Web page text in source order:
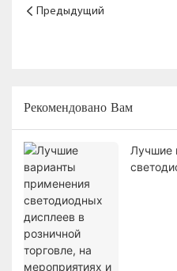
помещений
Предыдущий
Рекомендовано Вам
Лучшие